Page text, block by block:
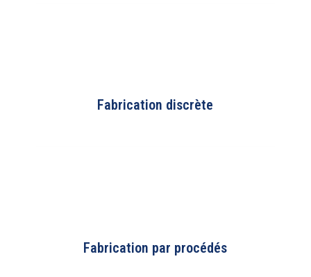
Fabrication discrète
Fabrication par procédés